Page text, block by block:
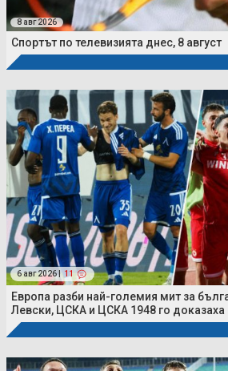
8 авг 2026
Спортът по телевизията днес, 8 август
6 авг 2026 | 11
Европа разби най-големия мит за
Левски, ЦСКА и ЦСКА 1948 го доказаха